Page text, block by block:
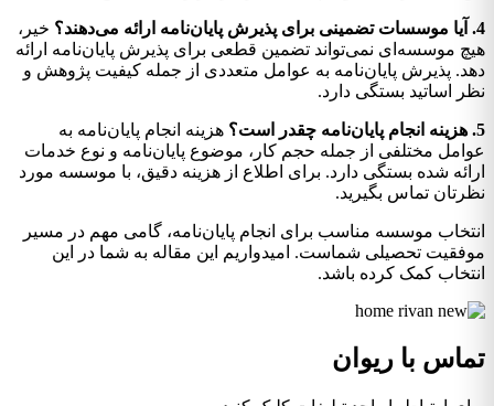
خیر،
موسسه‌ای نمی‌تواند تضمین قطعی برای پذیرش پایان‌نامه ارائه
پذیرش پایان‌نامه به عوامل متعددی از جمله کیفیت پژوهش و
اساتید بستگی دارد.
هزینه انجام پایان‌نامه به
مختلفی از جمله حجم کار، موضوع پایان‌نامه و نوع خدمات
شده بستگی دارد. برای اطلاع از هزینه دقیق، با موسسه مورد
تماس بگیرید.
موسسه مناسب برای انجام پایان‌نامه، گامی مهم در مسیر
تحصیلی شماست. امیدواریم این مقاله به شما در این
کمک کرده باشد.
با ریوان